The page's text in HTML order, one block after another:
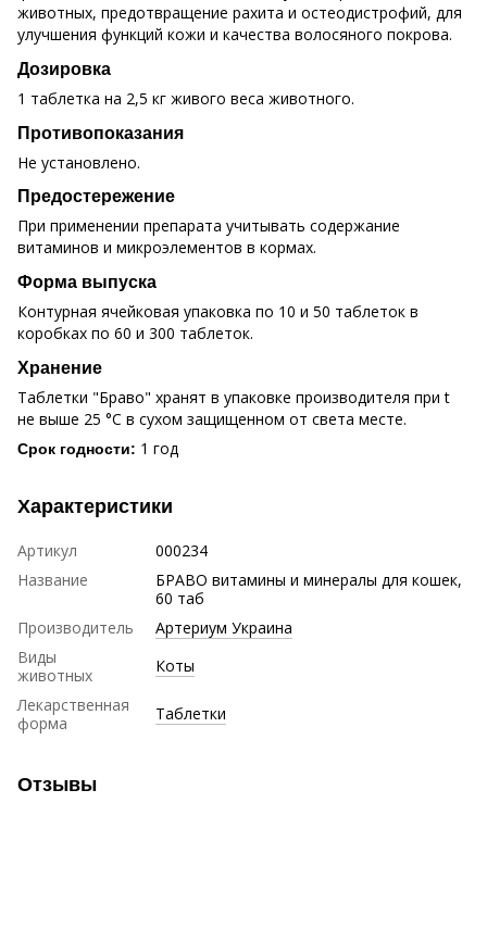
животных, предотвращение рахита и остеодистрофий, для
улучшения функций кожи и качества волосяного покрова.
Дозировка
1 таблетка на 2,5 кг живого веса животного.
Противопоказания
Не установлено.
Предостережение
При применении препарата учитывать содержание
витаминов и микроэлементов в кормах.
Форма выпуска
Контурная ячейковая упаковка по 10 и 50 таблеток в
коробках по 60 и 300 таблеток.
Хранение
Таблетки "Браво" хранят в упаковке производителя при t
не выше 25 °С в сухом защищенном от света месте.
Срок годности: 1 год
Характеристики
Артикул
000234
Название
БРАВО витамины и минералы для кошек,
60 таб
Производитель
Артериум Украина
Виды
животных
Коты
Лекарственная
форма
Таблетки
Отзывы